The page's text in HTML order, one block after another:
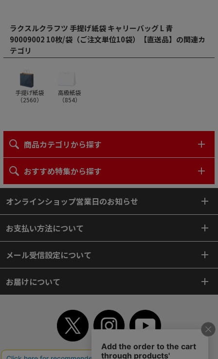
ラクスルクラフツ 手提げ紙袋 キャリーバッグ L 青
90009002 10枚/袋（ご注文単位10袋）【直送品】の関連カ
テゴリ
手提げ紙袋
（2560）
高級紙袋
（854）
商品カテゴリから探す
おすすめ特集から探す
オンラインショップ営業日のお知らせ
お支払い方法について
メール受信設定について
お届けについて